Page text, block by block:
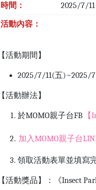
時間： 2025/7/
活動內容：
【活動期間】
2025/7/11(五)~2025/
【活動辦法】
於MOMO親子台FB
加入MOMO親子台
領取活動表單並填寫
【活動獎品】：《Insect